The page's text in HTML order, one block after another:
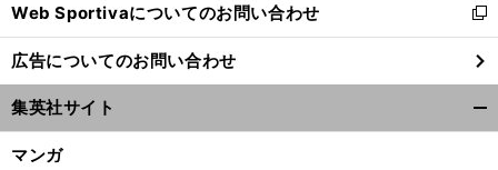
く
Web Sportivaについてのお問い合わせ
新
し
い
ウ
ィ
ン
広告についてのお問い合わせ
集英社サイト
マンガ